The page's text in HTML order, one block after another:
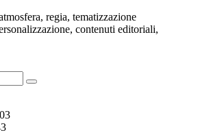
regia, tematizzazione
contenuti editoriali,
03